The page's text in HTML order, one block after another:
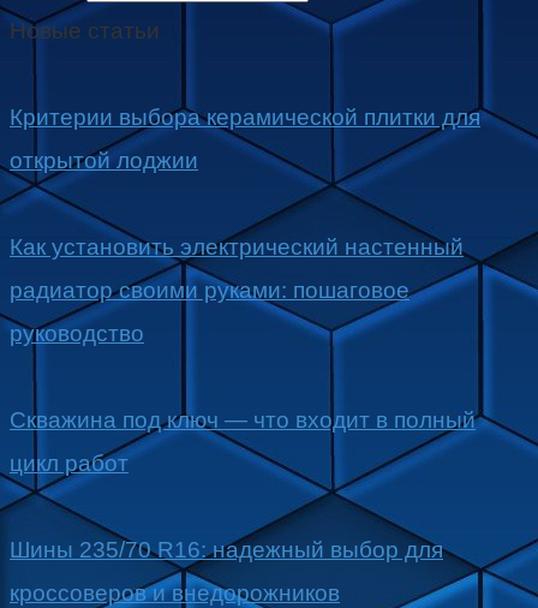
Новые статьи
Критерии выбора керамической плитки для
открытой лоджии
Как установить электрический настенный
радиатор своими руками: пошаговое
руководство
Скважина под ключ — что входит в полный
цикл работ
Шины 235/70 R16: надежный выбор для
кроссоверов и внедорожников